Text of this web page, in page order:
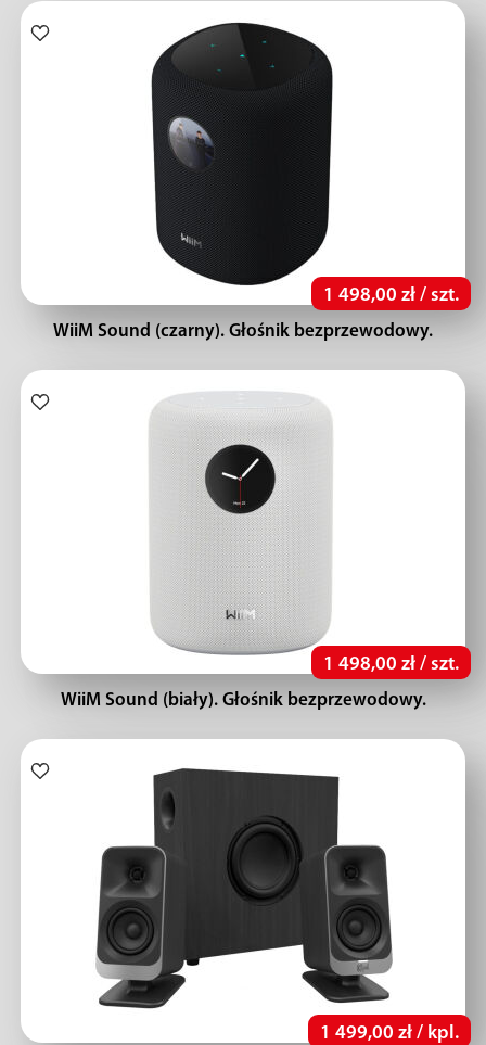
1 498,00 zł / szt.
WiiM Sound (czarny). Głośnik bezprzewodowy.
1 498,00 zł / szt.
WiiM Sound (biały). Głośnik bezprzewodowy.
1 499,00 zł / kpl.